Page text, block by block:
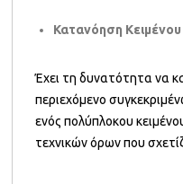
Κατανόηση Κειμένου
Έχει τη δυνατότητα να
περιεχόμενο
ενός πολύπλοκου
τεχνικών όρων που